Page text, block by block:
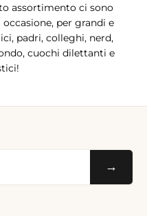
assortimento ci sono
per grandi e
padri, colleghi, nerd,
cuochi dilettanti e
→